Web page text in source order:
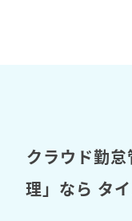
クラウド勤
理」なら タ